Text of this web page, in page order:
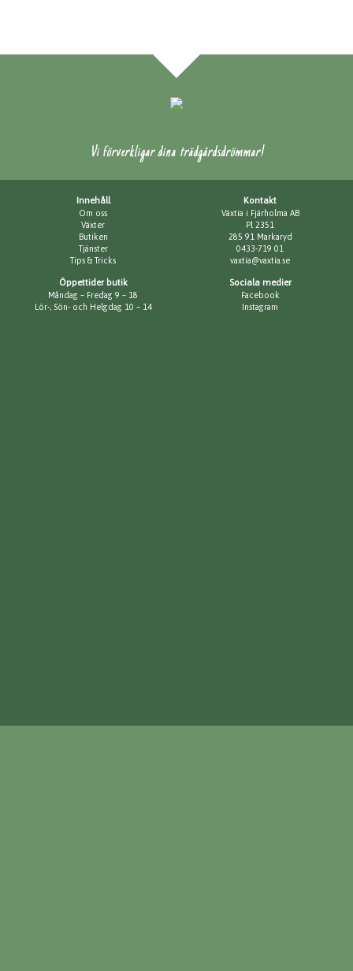
Vi förverkligar dina trädgårdsdrömmar!
Innehåll
Om oss
Växter
Butiken
Tjänster
Tips & Tricks
Kontakt
Växtia i Fjärholma AB
Pl 2351
285 91 Markaryd
0433-719 01
vaxtia@vaxtia.se
Öppettider butik
Måndag – Fredag 9 – 18
Lör-, Sön- och Helgdag 10 – 14
Sociala medier
Facebook
Instagram